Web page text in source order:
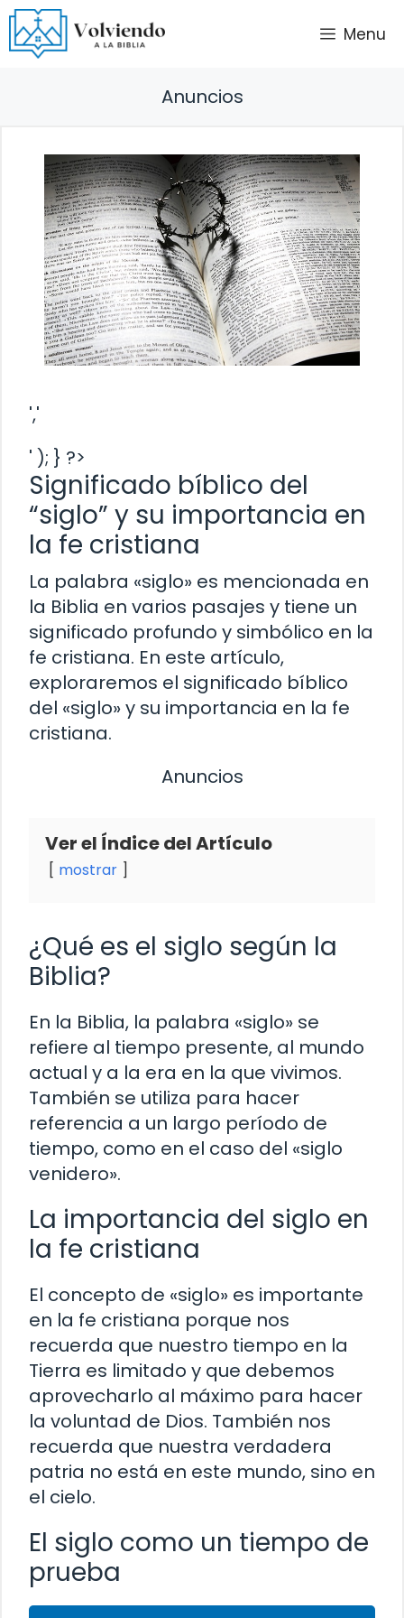
Saltar
al
contenido
Menu
Anuncios
','
' ); } ?>
Significado bíblico del
“siglo” y su importancia en
la fe cristiana
La palabra «siglo» es mencionada en
la Biblia en varios pasajes y tiene un
significado profundo y simbólico en la
fe cristiana. En este artículo,
exploraremos el significado bíblico
del «siglo» y su importancia en la fe
cristiana.
Anuncios
Ver el Índice del Artículo
mostrar
¿Qué es el siglo según la
Biblia?
En la Biblia, la palabra «siglo» se
refiere al tiempo presente, al mundo
actual y a la era en la que vivimos.
También se utiliza para hacer
referencia a un largo período de
tiempo, como en el caso del «siglo
venidero».
La importancia del siglo en
la fe cristiana
El concepto de «siglo» es importante
en la fe cristiana porque nos
recuerda que nuestro tiempo en la
Tierra es limitado y que debemos
aprovecharlo al máximo para hacer
la voluntad de Dios. También nos
recuerda que nuestra verdadera
patria no está en este mundo, sino en
el cielo.
El siglo como un tiempo de
prueba